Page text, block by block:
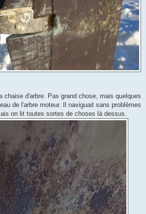
chaise d'arbre. Pas grand chose, mais quelques
de l'arbre moteur. Il naviguait sans problèmes
on lit toutes sortes de choses là dessus.